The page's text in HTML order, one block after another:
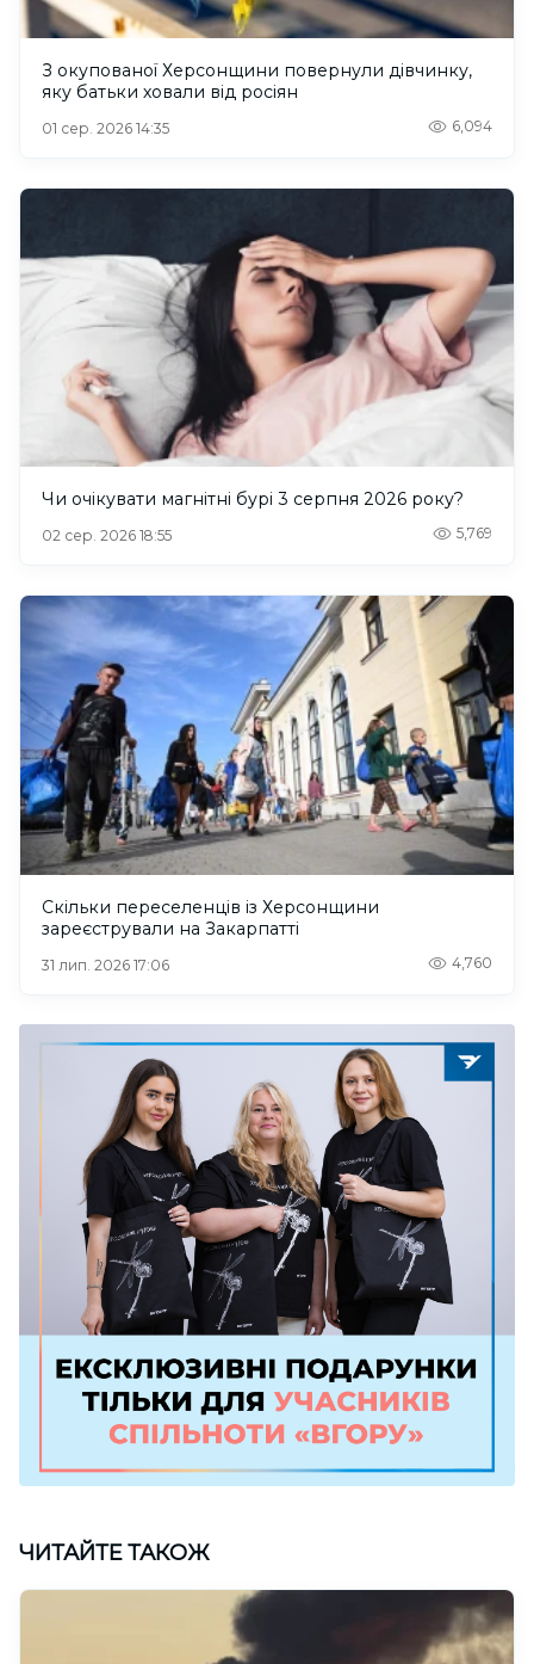
З окупованої Херсонщини повернули дівчинку,
яку батьки ховали від росіян
01 сер. 2026 14:35 6,094
Чи очікувати магнітні бурі 3 серпня 2026 року?
02 сер. 2026 18:55 5,769
Скільки переселенців із Херсонщини
зареєстрували на Закарпатті
31 лип. 2026 17:06 4,760
ЧИТАЙТЕ ТАКОЖ